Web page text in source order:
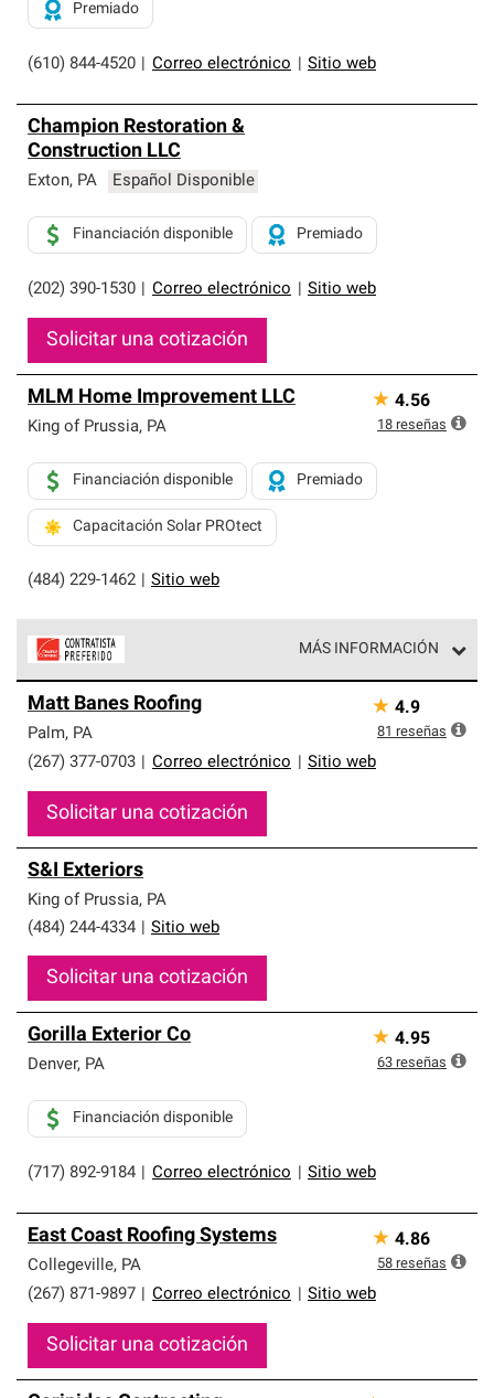
(610) 844-4520 Correo electrónico Sitio web
Premiado
Champion Restoration &
Construction LLC
Exton, PA Español Disponible
(202) 390-1530 Correo electrónico Sitio web
Financiación disponible Premiado
Solicitar una cotización
MLM Home Improvement LLC
King of Prussia, PA
(484) 229-1462 Sitio web
Financiación disponible Premiado
Capacitación Solar PROtect
★ 4.56
18 reseñas
MÁS INFORMACIÓN
parte de una red exclusiva de profesionales de techos
que cumplen con altos estándares y requisitos estrictos
de profesionalismo y confiabilidad.
Matt Banes Roofing
Palm, PA
(267) 377-0703
Correo electrónico Sitio web
Solicitar una cotización
★ 4.9
81 reseñas
S&I Exteriors
King of Prussia, PA
(484) 244-4334
Sitio web
Solicitar una cotización
Gorilla Exterior Co
Denver, PA
(717) 892-9184 Correo electrónico Sitio web
Financiación disponible
★ 4.95
63 reseñas
East Coast Roofing Systems
Collegeville, PA
(267) 871-9897
Correo electrónico Sitio web
Solicitar una cotización
★ 4.86
58 reseñas